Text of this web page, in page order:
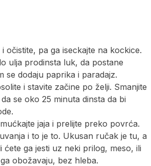
očistite, pa ga iseckajte na kockice.
ulja prodinsta luk, da postane
se dodaju paprika i paradajz.
i stavite začine po želji. Smanjite
se oko 25 minuta dinsta da bi
jaja i prelijte preko povrća.
i to je to. Ukusan ručak je tu, a
ćete ga jesti uz neki prilog, meso, ili
obožavaju, bez hleba.